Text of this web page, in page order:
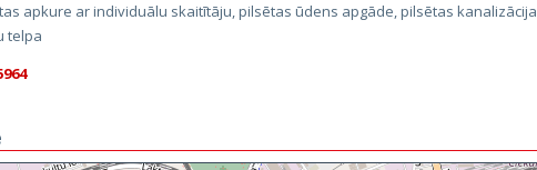
apkure ar individuālu skaitītāju, pilsētas ūdens apgāde, pilsētas kanalizācija
telpa